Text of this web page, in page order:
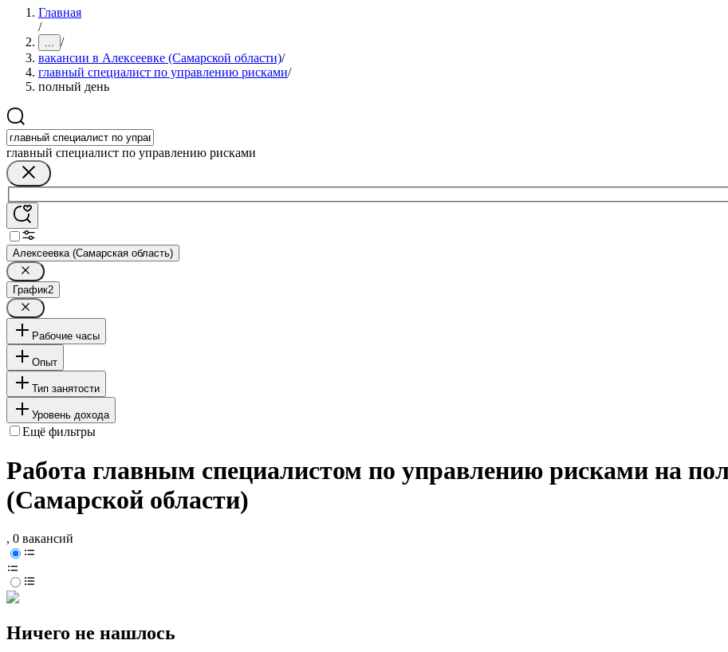
Главная
/
... /
вакансии в Алексеевке (Самарской области)/
главный специалист по управлению рисками/
полный день
главный специалист по управлению рисками
Алексеевка (Самарская область)
График2
Рабочие часы
Опыт
Тип занятости
Уровень дохода
Ещё фильтры
Работа главным специалистом по управлению рисками на
(Самарской области)
, 0 вакансий
Ничего не нашлось